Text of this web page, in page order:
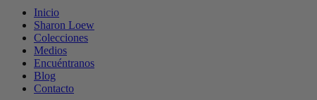
Inicio
Sharon Loew
Colecciones
Medios
Encuéntranos
Blog
Contacto